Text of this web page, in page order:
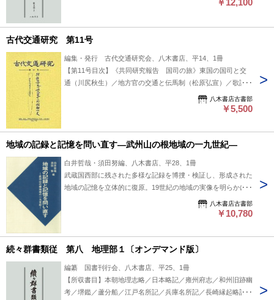
￥12,100
古代交通研究 第11号
編集・発行 古代交通研究会、八木書店、平14、1冊
【第11号目次】《共同研究報告 国司の旅》東国の国司と交
通（川尻秋生）／地方官の交通と伝馬制（松原弘宣）／歌謡か
ら見た国司巡行の実態（森田喜久男）／出土文字資料からみた
地方の交通（平川南）他 #八木書店出版物/古代/単行本◆歴史
八木書店古書部
￥5,500
地域の記録と記憶を問い直す―武州山の根地域の一九世紀―
白井哲哉・須田努編、八木書店、平28、1冊
武蔵国西部に残された多様な記録を博捜・検証し、形成された
地域の記憶を立体的に復原。19世紀の地域の実像を明らかに
した14年におよぶ共同研究の結晶！ #八木書店出版物/近世/単
八木書店古書部
￥10,780
続々群書類従 第八 地理部１〔オンデマンド版〕
編纂 国書刊行会、八木書店、平25、1冊
【所収書目】本朝地理志略／日本略記／雍州府志／和州旧跡幽
考／堺鑑／蘆分船／江戸名所記／兵庫名所記／長崎縁起略記／